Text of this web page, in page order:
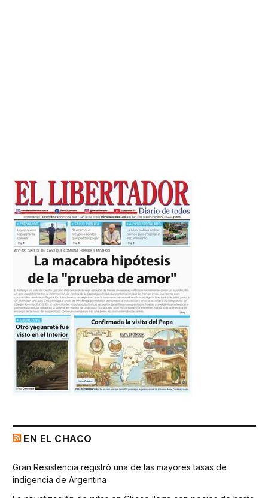
EN EL CHACO
Gran Resistencia registró una de las mayores tasas de
indigencia de Argentina